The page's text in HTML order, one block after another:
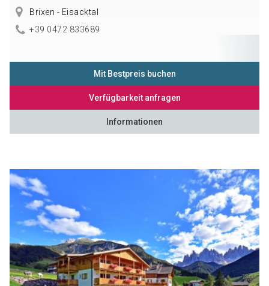
Brixen - Eisacktal
+39 0472 833689
Mit Bestpreis buchen
Verfügbarkeit anfragen
Informationen